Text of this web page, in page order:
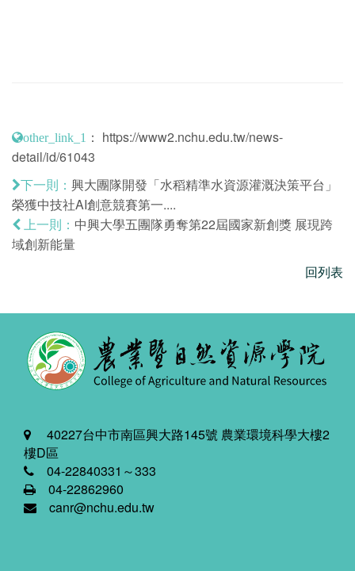
other_link_1 ： https://www2.nchu.edu.tw/news-
detail/id/61043
下一則： 興大團隊開發「水稻精準水資源灌溉決策平台」
榮獲中技社AI創意競賽第一....
上一則： 中興大學五團隊勇奪第22屆國家新創獎 展現跨
域創新能量
回列表
40227台中市南區興大路145號 農業環境科學大樓2
樓D區
04-22840331～333
04-22862960
canr@nchu.edu.tw